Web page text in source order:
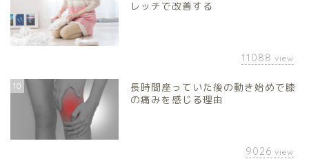
レッチで改善する
11088 view
10
長時間座っていた後の動き始めで膝
の痛みを感じる理由
9026 view